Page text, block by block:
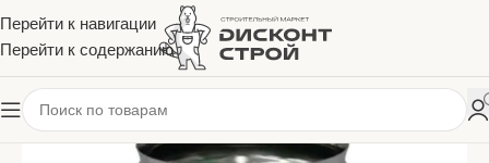
Перейти к навигации
Перейти к содержанию